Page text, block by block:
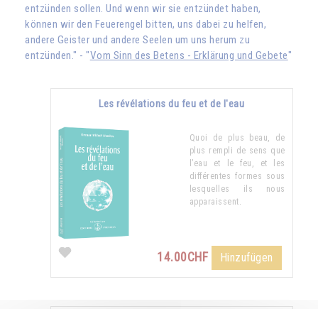
entzünden sollen. Und wenn wir sie entzündet haben,
können wir den Feuerengel bitten, uns dabei zu helfen,
andere Geister und andere Seelen um uns herum zu
entzünden." - "Vom Sinn des Betens - Erklärung und Gebete"
Les révélations du feu et de l'eau
Quoi de plus beau, de
plus rempli de sens que
l’eau et le feu, et les
différentes formes sous
lesquelles ils nous
apparaissent.
14.00CHF Hinzufügen